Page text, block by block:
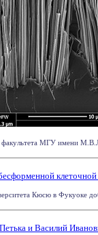
МГУ имени
Кюсю в Фукуоке
и Василий